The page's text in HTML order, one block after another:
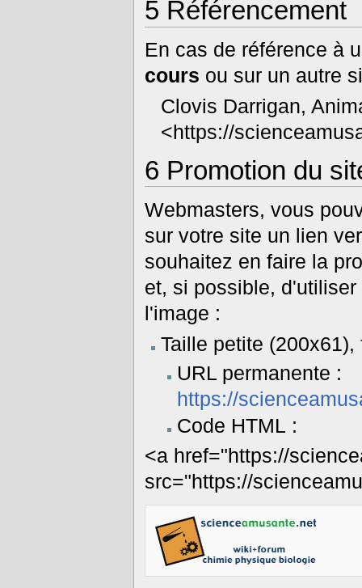
5 Référencement
En cas de référence à
cours ou sur un autre
Clovis Darrigan,
<https://
6 Promotion du
Webmasters, vous
sur votre site un lien
souhaitez en faire la
et, si possible,
l'image :
Taille petite
URL permanente :
https://
Code HTML :
<a href="https://
src="https://